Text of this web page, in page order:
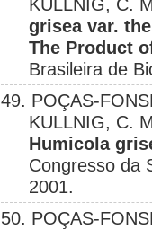
KULLNIG, C.
grisea var.
The Product
Brasileira de
49. POÇAS-
KULLNIG, C.
Humicola
Congresso da
2001.
50. POÇAS-